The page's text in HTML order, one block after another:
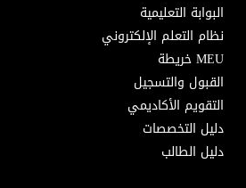
البوابة التعليمية
نظام التعلم الإلكتروني
MEU خريطة
القبول والتسجيل
التقويم الأكاديمي
دليل التخصصات
دليل الطالب